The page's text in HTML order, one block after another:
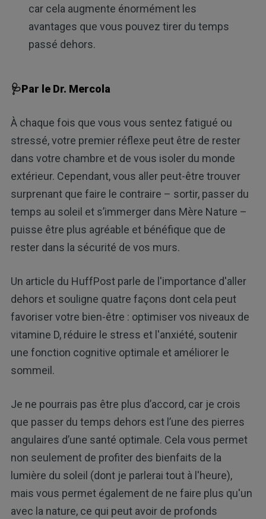
car cela augmente énormément les
avantages que vous pouvez tirer du temps
passé dehors.
🩺Par le Dr. Mercola
À chaque fois que vous vous sentez fatigué ou
stressé, votre premier réflexe peut être de rester
dans votre chambre et de vous isoler du monde
extérieur. Cependant, vous aller peut-être trouver
surprenant que faire le contraire – sortir, passer du
temps au soleil et s’immerger dans Mère Nature –
puisse être plus agréable et bénéfique que de
rester dans la sécurité de vos murs.
Un article du HuffPost parle de l'importance d'aller
dehors et souligne quatre façons dont cela peut
favoriser votre bien-être : optimiser vos niveaux de
vitamine D, réduire le stress et l'anxiété, soutenir
une fonction cognitive optimale et améliorer le
sommeil.
Je ne pourrais pas être plus d’accord, car je crois
que passer du temps dehors est l’une des pierres
angulaires d’une santé optimale. Cela vous permet
non seulement de profiter des bienfaits de la
lumière du soleil (dont je parlerai tout à l'heure),
mais vous permet également de ne faire plus qu'un
avec la nature, ce qui peut avoir de profonds